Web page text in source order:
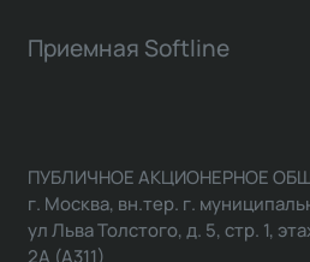
Приемная Softline
ПУБЛИЧНОЕ АКЦИОНЕРНОЕ
г. Москва, вн.тер. г.
ул Льва Толстого, д. 5, стр. 1,
2А (А311)